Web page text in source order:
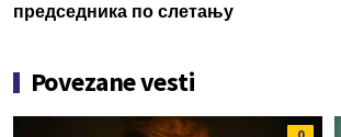
председника по слетању
Povezane vesti